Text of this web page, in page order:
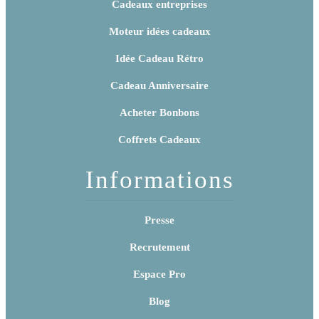
Cadeaux entreprises
Moteur idées cadeaux
Idée Cadeau Rétro
Cadeau Anniversaire
Acheter Bonbons
Coffrets Cadeaux
Informations
Presse
Recrutement
Espace Pro
Blog